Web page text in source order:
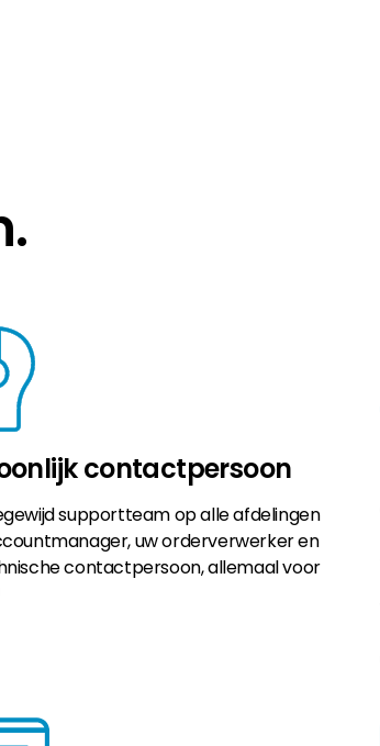
contactpersoon
supportteam op alle afdelingen
uw orderverwerker en
contactpersoon, allemaal voor